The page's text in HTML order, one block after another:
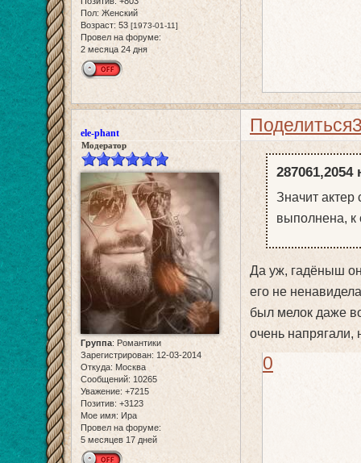
Пол: Женский
Возраст: 53 [1973-01-11]
Провел на форуме:
2 месяца 24 дня
Поделиться
ele-phant
Модератор
Группа: Романтики
Зарегистрирован: 12-03-2014
Откуда: Москва
Сообщений: 10265
Уважение: +7215
Позитив: +3123
Мое имя: Ира
Провел на форуме:
5 месяцев 17 дней
287061,2054
Значит
выполнена, к
Да уж, гадёныш
его не
был мелок даже
очень напрягали,
0